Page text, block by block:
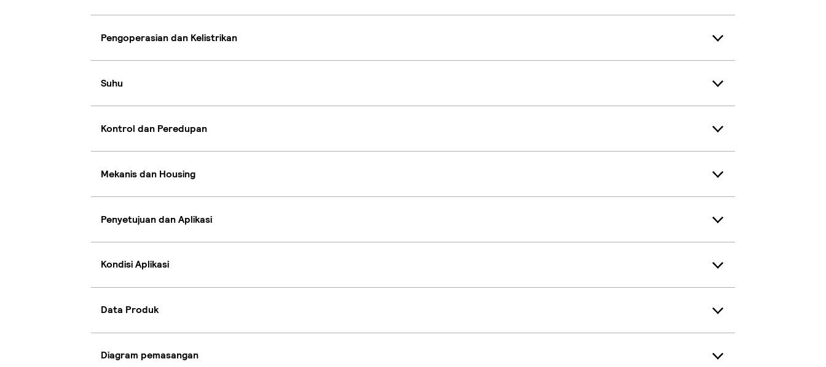
Pengoperasian dan Kelistrikan
Suhu
Kontrol dan Peredupan
Mekanis dan Housing
Penyetujuan dan Aplikasi
Kondisi Aplikasi
Data Produk
Diagram pemasangan